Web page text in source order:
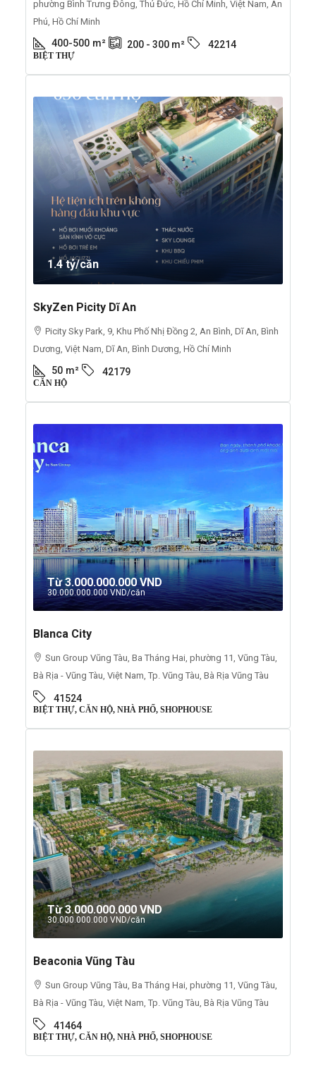
phường Bình Trưng Đông, Thủ Đức, Hồ Chí Minh, Việt Nam, An
Phú, Hồ Chí Minh
400-500 m² 200 - 300 m² 42214
BIỆT THỰ
1.4 tỷ/căn
SkyZen Picity Dĩ An
Picity Sky Park, 9, Khu Phố Nhị Đồng 2, An Bình, Dĩ An, Bình
Dương, Việt Nam, Dĩ An, Bình Dương, Hồ Chí Minh
50 m² 42179
CĂN HỘ
Từ3.000.000.000 VND
30.000.000.000 VND/căn
Blanca City
Sun Group Vũng Tàu, Ba Tháng Hai, phường 11, Vũng Tàu,
Bà Rịa - Vũng Tàu, Việt Nam, Tp. Vũng Tàu, Bà Rịa Vũng Tàu
41524
BIỆT THỰ, CĂN HỘ, NHÀ PHỐ, SHOPHOUSE
Từ3.000.000.000 VND
30.000.000.000 VND/căn
Beaconia Vũng Tàu
Sun Group Vũng Tàu, Ba Tháng Hai, phường 11, Vũng Tàu,
Bà Rịa - Vũng Tàu, Việt Nam, Tp. Vũng Tàu, Bà Rịa Vũng Tàu
41464
BIỆT THỰ, CĂN HỘ, NHÀ PHỐ, SHOPHOUSE